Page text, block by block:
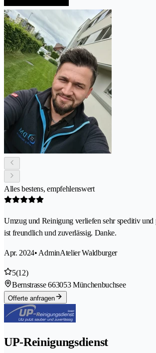
Alles bestens, empfehlenswert
Umzug und Reinigung verliefen sehr speditiv und
ist freundlich und zuverlässig. Danke.
Apr. 2024• AdminAtelier Waldburger
5(12)
Bernstrasse 663053 Münchenbuchsee
Offerte anfragen
UP-Reinigungsdienst